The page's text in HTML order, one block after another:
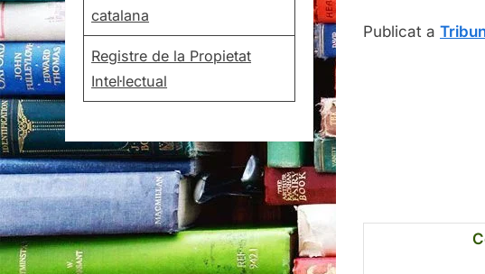
Publicat a
catalana
Registre de la Propietat
Intel·lectual